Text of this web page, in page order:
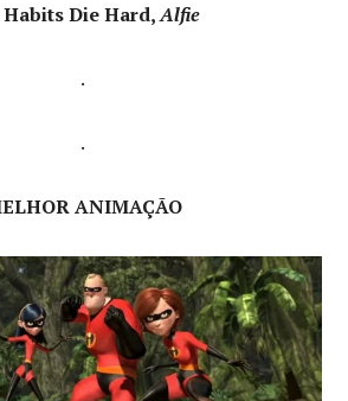
Habits Die Hard,Alfie
.
.
ANIMAÇÃO